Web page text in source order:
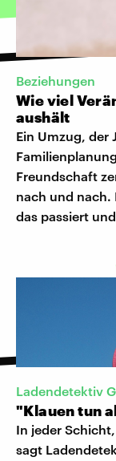
Beziehungen
Wie viel
aushält
Ein Umzug, der
Freundschaft
nach und nach.
das passiert
Ladendetektiv
"Klauen tun
In jeder
sagt